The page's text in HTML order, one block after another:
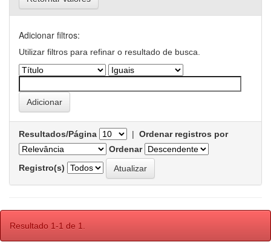
Adicionar filtros:
Utilizar filtros para refinar o resultado de busca.
Resultados/Página | Ordenar registros por
Ordenar
Registro(s)
Resultado 1-1 de 1.